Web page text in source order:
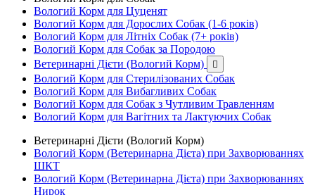
Вологий Корм для Цуценят
Вологий Корм для Дорослих Собак (1-6 років)
Вологий Корм для Літніх Собак (7+ років)
Вологий Корм для Собак за Породою
Ветеринарні Дієти (Вологий Корм)

Вологий Корм для Стерилізованих Собак
Вологий Корм для Вибагливих Собак
Вологий Корм для Собак з Чутливим Травленням
Вологий Корм для Вагітних та Лактуючих Собак
Ветеринарні Дієти (Вологий Корм)
Вологий Корм (Ветеринарна Дієта) при Захворюваннях
ШКТ
Вологий Корм (Ветеринарна Дієта) при Захворюваннях
Нирок